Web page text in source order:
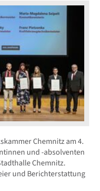
Chemnitz am 4.
und -absolventen
Chemnitz.
und Berichterstattung